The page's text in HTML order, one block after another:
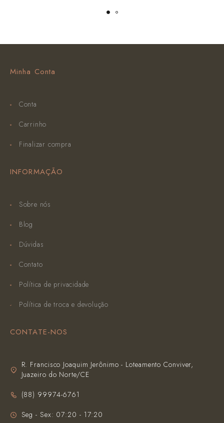
Minha Conta
Conta
Carrinho
Finalizar compra
INFORMAÇÃO
Sobre nós
Blog
Dúvidas
Contato
Política de privacidade
Política de troca e devolução
CONTATE-NOS
R. Francisco Joaquim Jerônimo - Loteamento Conviver,
Juazeiro do Norte/CE
(‪88) 99974-6761‬
Seg - Sex: 07:20 - 17:20